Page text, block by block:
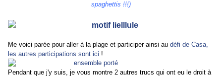
spaghettis !!!)
Me voici parée pour aller à la plage et participer ainsi au défi de Casa,
les autres participations sont ici !
Pendant que j'y suis, je vous montre 2 autres trucs qui ont eu le droit à